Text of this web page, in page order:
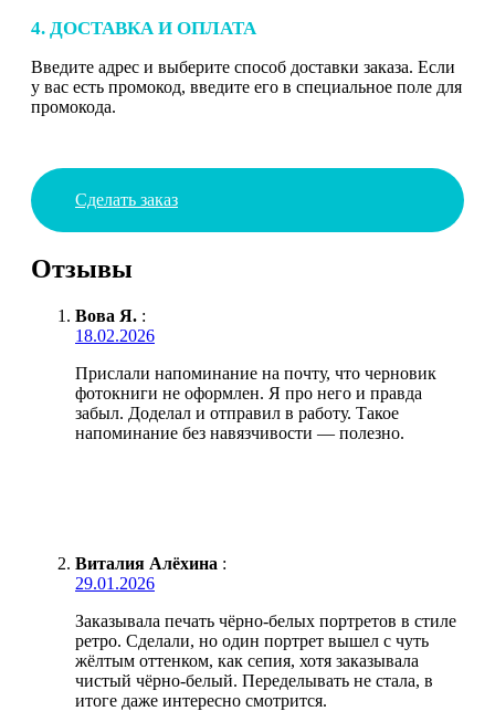
4. ДОСТАВКА И ОПЛАТА
Введите адрес и выберите способ доставки заказа. Если
у вас есть промокод, введите его в специальное поле для
промокода.
Сделать заказ
Отзывы
Вова Я. :
18.02.2026
Прислали напоминание на почту, что черновик
фотокниги не оформлен. Я про него и правда
забыл. Доделал и отправил в работу. Такое
напоминание без навязчивости — полезно.
Виталия Алёхина :
29.01.2026
Заказывала печать чёрно-белых портретов в стиле
ретро. Сделали, но один портрет вышел с чуть
жёлтым оттенком, как сепия, хотя заказывала
чистый чёрно-белый. Переделывать не стала, в
итоге даже интересно смотрится.